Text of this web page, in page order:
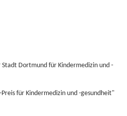
Stadt Dortmund für Kindermedizin und -
für Kindermedizin und -gesundheit"